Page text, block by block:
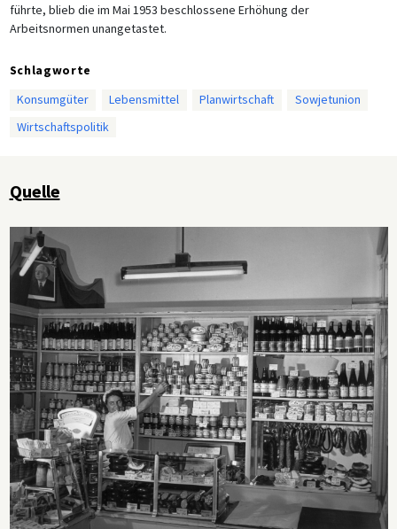
führte, blieb die im Mai 1953 beschlossene Erhöhung der
Arbeitsnormen unangetastet.
Schlagworte
Konsumgüter
Lebensmittel Planwirtschaft
Sowjetunion
Wirtschaftspolitik
Quelle